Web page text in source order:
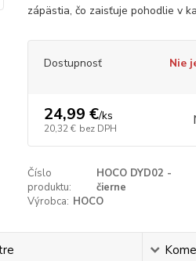
zápästia, čo zaisťuje pohodlie v
Dostupnosť Nie
24,99 €/ks
20,32 € bez DPH
Číslo
produktu:
HOCO DYD02 -
čierne
Výrobca: HOCO